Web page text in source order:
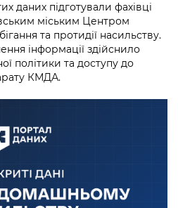
даних підготували фахівці
міським Центром
та протидії насильству.
інформації здійснило
політики та доступу до
КМДА.